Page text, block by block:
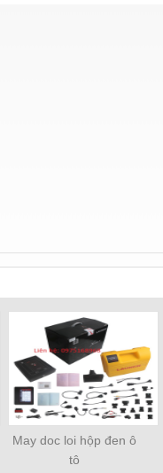
May doc loi hộp đen ô
tô